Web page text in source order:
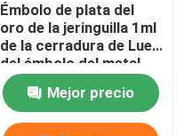
Émbolo de plata del
oro de la jeringuilla 1ml
de la cerradura de Luer
del émbolo del metal
del cáñamo de las
jeringuillas de cristal
del aceite
Mejor precio